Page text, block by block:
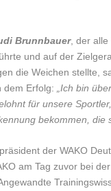
Brunnbauer, der alle
und auf der
die Weichen stellte,
dem Erfolg:
„Ich bin
für unsere
bekommen, die
der WAKO
am Tag zuvor bei